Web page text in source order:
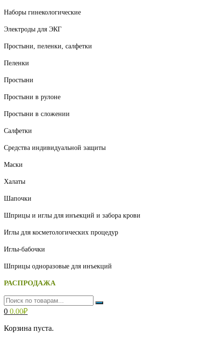
Наборы гинекологические
Электроды для ЭКГ
Простыни, пеленки, салфетки
Пеленки
Простыни
Простыни в рулоне
Простыни в сложении
Салфетки
Средства индивидуальной защиты
Маски
Халаты
Шапочки
Шприцы и иглы для инъекций и забора крови
Иглы для косметологических процедур
Иглы-бабочки
Шприцы одноразовые для инъекций
РАСПРОДАЖА
0 0.00₽
Корзина пуста.